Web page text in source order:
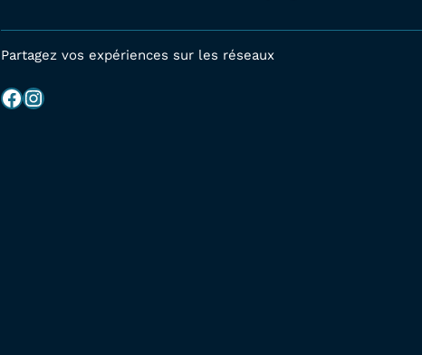
Partagez vos expériences sur les réseaux
Facebook Instagram